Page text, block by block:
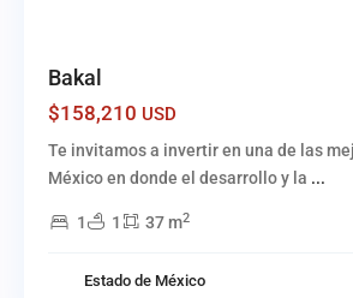
Bakal
$158,210 USD
Te invitamos a invertir en una de las
México en donde el desarrollo y la ...
1 1 37 m2
Estado de México
Quintana